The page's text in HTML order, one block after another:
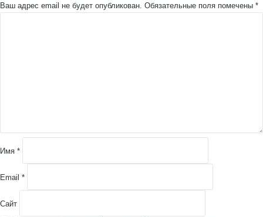
Ваш адрес email не будет опубликован. Обязательные поля помечены *
и
й
Имя *
Email *
Сайт